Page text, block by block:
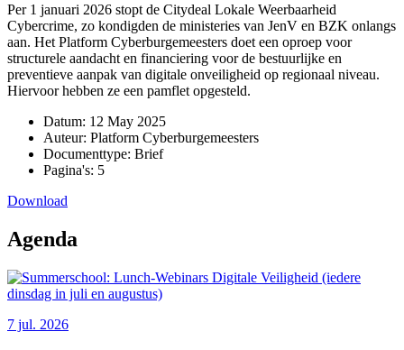
Per 1 januari 2026 stopt de Citydeal Lokale Weerbaarheid
Cybercrime, zo kondigden de ministeries van JenV en BZK onlangs
aan. Het Platform Cyberburgemeesters doet een oproep voor
structurele aandacht en financiering voor de bestuurlijke en
preventieve aanpak van digitale onveiligheid op regionaal niveau.
Hiervoor hebben ze een pamflet opgesteld.
Datum: 12 May 2025
Auteur: Platform Cyberburgemeesters
Documenttype: Brief
Pagina's: 5
Download
Agenda
7 jul. 2026